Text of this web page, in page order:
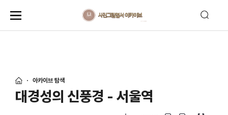
아카이브 탐색
대경성의 신풍경 - 서울역